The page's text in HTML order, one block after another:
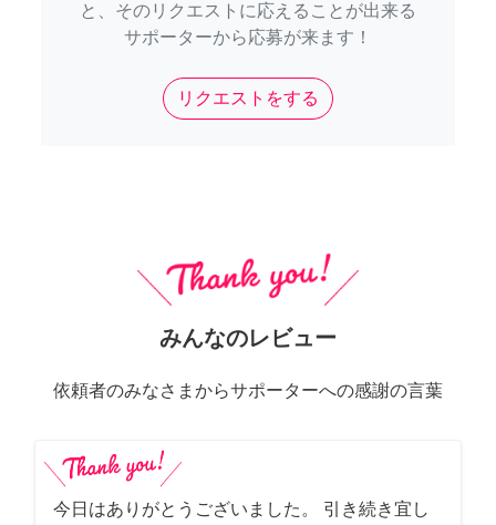
と、そのリクエストに応えることが出来る
サポーターから応募が来ます！
リクエストをする
みんなのレビュー
依頼者のみなさまからサポーターへの感謝の言葉
今日はありがとうございました。 引き続き宜し